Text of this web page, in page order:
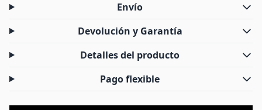
Envío
Devolución y Garantía
Detalles del producto
Pago flexible